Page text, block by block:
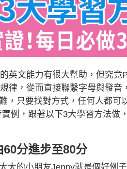
英文能力有很大幫助，但究竟
律，從而直接聯繫字母與發音
，只要找對方式，任何人都可
例，跟著以下3大學習方法做
分進步至80分
太的小朋友Jenny就是個好例